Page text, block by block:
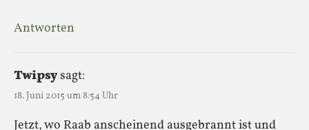
Antworten
Twipsysagt:
18. Juni 2015 um 8:54 Uhr
Jetzt, wo Raab anscheinend ausgebrannt ist und